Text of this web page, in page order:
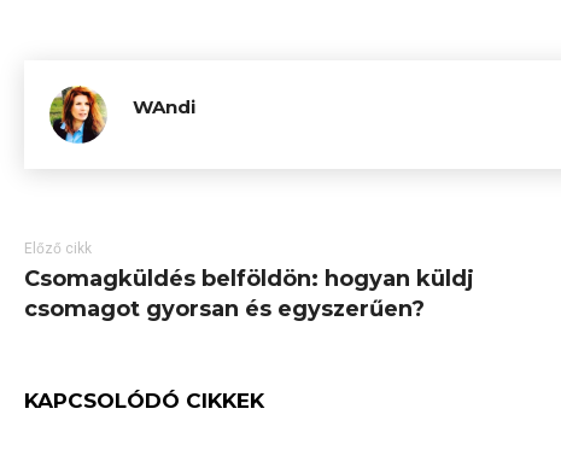
WAndi
Előző cikk
Csomagküldés belföldön: hogyan küldj
csomagot gyorsan és egyszerűen?
KAPCSOLÓDÓ CIKKEK